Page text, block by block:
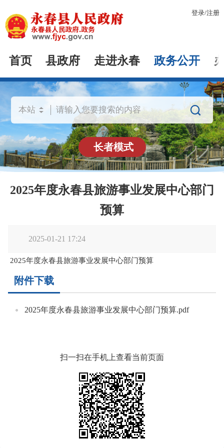
登录/注册
首页 县政府 走进永春 政务公开

长者模式
2025年度永春县旅游事业发展中心部门
预算
2025-01-21 17:24
2025年度永春县旅游事业发展中心部门预算
附件下载
2025年度永春县旅游事业发展中心部门预算.pdf
扫一扫在手机上查看当前页面